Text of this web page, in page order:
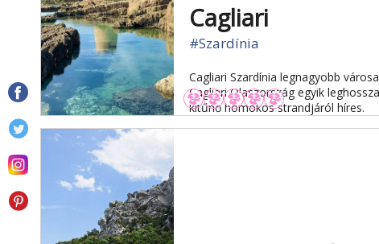
Cagliari
#Szardínia
Cagliari Szardínia legnagyobb
Cagliari Olaszország egyik
kitűnő homokos strandjáról híres.